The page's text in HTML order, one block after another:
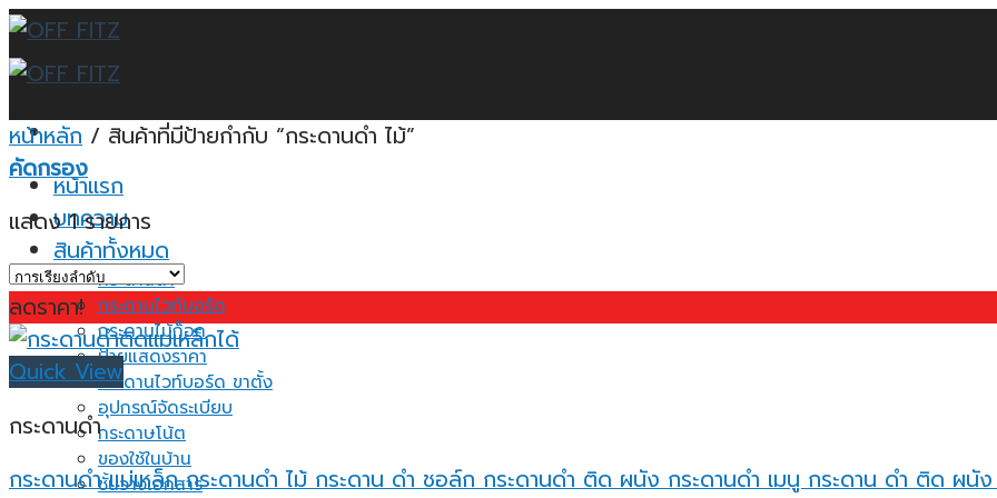
Skip
to
content
หน้าแรก
บทความ
สินค้าทั้งหมด
กระดานดำ
กระดานไวท์บอร์ด
กระดานไม้ก็อก
ป้ายแสดงราคา
กระดานไวท์บอร์ด ขาตั้ง
อุปกรณ์จัดระเบียบ
กระดาษโน้ต
ของใช้ในบ้าน
ชั้นวางเอกสาร
หน้าหลัก / สินค้าที่มีป้ายกำกับ “กระดานดำ ไม้”
คัดกรอง
แสดง 1 รายการ
ลดราคา!
Quick View
กระดานดำ
กระดานดำ แม่เหล็ก กระดานดำ ไม้ กระดาน ดํา ชอล์ก กระดานดำ ติด ผนัง กระดานดำ เมนู กระดาน ดํา ติด ผนัง